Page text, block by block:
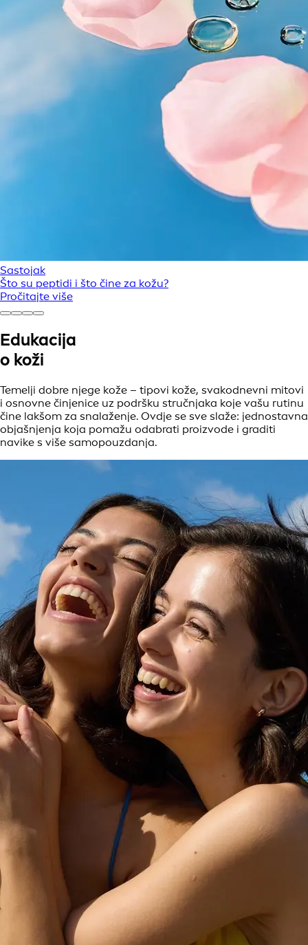
Sastojak
Što su peptidi i što čine za kožu?
Pročitajte više
Edukacija
o koži
Temelji dobre njege kože – tipovi kože, svakodnevni mitovi
i osnovne činjenice uz podršku stručnjaka koje vašu rutinu
čine lakšom za snalaženje. Ovdje se sve slaže: jednostavna
objašnjenja koja pomažu odabrati proizvode i graditi
navike s više samopouzdanja.